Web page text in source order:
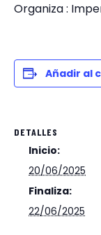
Organiza :
Añadir al
DETALLES
Inicio:
20/06/2025
Finaliza:
22/06/2025